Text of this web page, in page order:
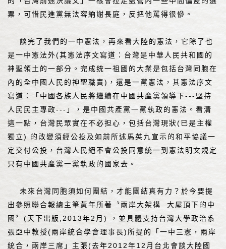
票，可惜民進黨無法容納謝長庭，反把他罵得很慘。
談完了我們的一中憲法，再來看大陸的憲法，它除了也
是一中憲法外(其憲法序文寫道：台灣是中華人民共和國的
神聖領土的一部分。完成统一祖國的大業是包括台灣同胞在
內的全中國人民的神聖職責)，還是一黨憲法，其憲法序文
寫道：「中國各族人民將繼續在中國共產黨領導下---堅持
人民民主專政---」，是中國共產黨一黨執政的憲法。看清
這一點，台灣民眾實在不必担心，包括台灣現狀(已是主權
獨立) 的改變須經公投及如前所述馬英九宣示的和平協議一
定交付公投，台灣人民絕不會公投同意統一到憲法明文規定
只有中國共產黨一黨執政的國家去。
未來台灣同胞須如何團結，才能團結真有力？於今要提
出參照聯合報總主筆黃年所著〝兩岸大架構 大屋頂下的中
國〞(天下出版,2013年2月) ，並具體支持台灣大學政治系
張亞中教授(兩岸統合學會理事長)所提的「一中三憲，兩岸
統合，兩岸三席」主張(去年2012年12月台北會談大陸國